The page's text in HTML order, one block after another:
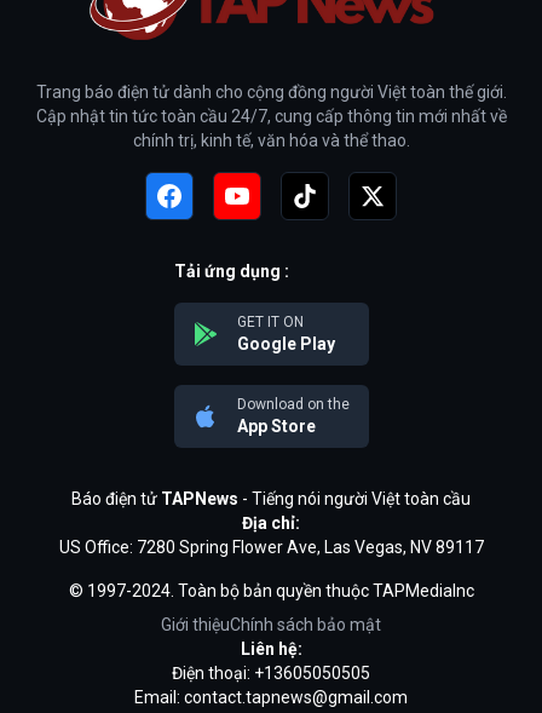
Trang báo điện tử dành cho cộng đồng người Việt toàn thế giới.
Cập nhật tin tức toàn cầu 24/7, cung cấp thông tin mới nhất về
chính trị, kinh tế, văn hóa và thể thao.
Tải ứng dụng :
GET IT ON
Google Play
Download on the
App Store
Báo điện tử TAPNews - Tiếng nói người Việt toàn cầu
Địa chỉ:
US Office: 7280 Spring Flower Ave, Las Vegas, NV 89117
© 1997-2024. Toàn bộ bản quyền thuộc TAPMediaInc
Giới thiệuChính sách bảo mật
Liên hệ:
Điện thoại: +13605050505
Email: contact.tapnews@gmail.com